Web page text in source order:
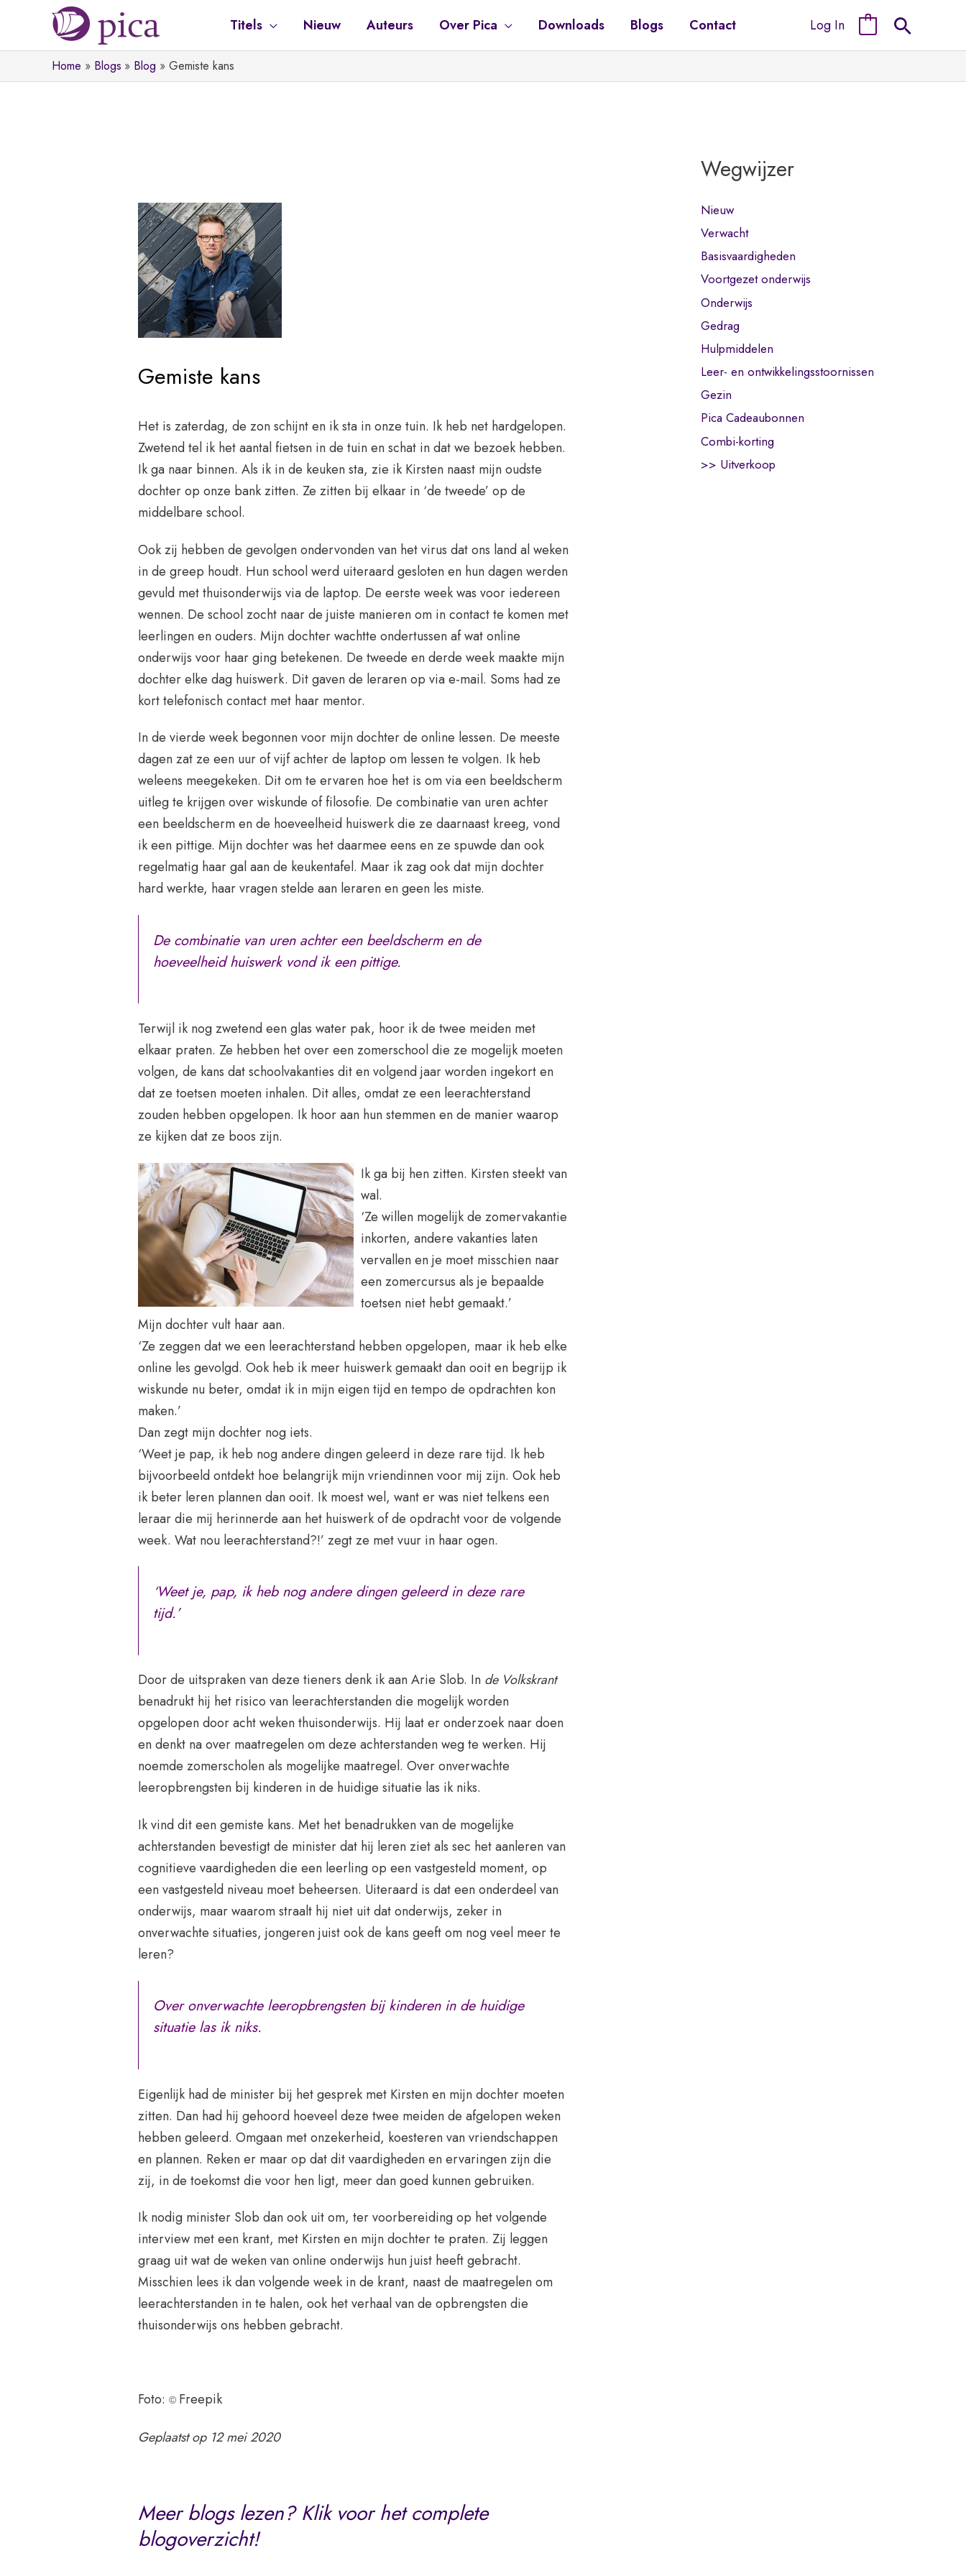
de
Titels Nieuw Auteurs Over Pica Downloads Blogs Contact Log In
Home Blogs Blog Gemiste kans
Gemiste kans
Het is zaterdag, de zon schijnt en ik sta in onze tuin. Ik heb net hardgelopen.
Zwetend tel ik het aantal fietsen in de tuin en schat in dat we bezoek hebben.
Ik ga naar binnen. Als ik in de keuken sta, zie ik Kirsten naast mijn oudste
dochter op onze bank zitten. Ze zitten bij elkaar in ‘de tweede’ op de
middelbare school.
Ook zij hebben de gevolgen ondervonden van het virus dat ons land al weken
in de greep houdt. Hun school werd uiteraard gesloten en hun dagen werden
gevuld met thuisonderwijs via de laptop. De eerste week was voor iedereen
wennen. De school zocht naar de juiste manieren om in contact te komen met
leerlingen en ouders. Mijn dochter wachtte ondertussen af wat online
onderwijs voor haar ging betekenen. De tweede en derde week maakte mijn
dochter elke dag huiswerk. Dit gaven de leraren op via e-mail. Soms had ze
kort telefonisch contact met haar mentor.
In de vierde week begonnen voor mijn dochter de online lessen. De meeste
dagen zat ze een uur of vijf achter de laptop om lessen te volgen. Ik heb
weleens meegekeken. Dit om te ervaren hoe het is om via een beeldscherm
uitleg te krijgen over wiskunde of filosofie. De combinatie van uren achter
een beeldscherm en de hoeveelheid huiswerk die ze daarnaast kreeg, vond
ik een pittige. Mijn dochter was het daarmee eens en ze spuwde dan ook
regelmatig haar gal aan de keukentafel. Maar ik zag ook dat mijn dochter
hard werkte, haar vragen stelde aan leraren en geen les miste.
De combinatie van uren achter een beeldscherm en de
hoeveelheid huiswerk vond ik een pittige.
Terwijl ik nog zwetend een glas water pak, hoor ik de twee meiden met
elkaar praten. Ze hebben het over een zomerschool die ze mogelijk moeten
volgen, de kans dat schoolvakanties dit en volgend jaar worden ingekort en
dat ze toetsen moeten inhalen. Dit alles, omdat ze een leerachterstand
zouden hebben opgelopen. Ik hoor aan hun stemmen en de manier waarop
ze kijken dat ze boos zijn.
Ik ga bij hen zitten. Kirsten steekt van
wal.
‘Ze willen mogelijk de zomervakantie
inkorten, andere vakanties laten
vervallen en je moet misschien naar
een zomercursus als je bepaalde
toetsen niet hebt gemaakt.’
Mijn dochter vult haar aan.
‘Ze zeggen dat we een leerachterstand hebben opgelopen, maar ik heb elke
online les gevolgd. Ook heb ik meer huiswerk gemaakt dan ooit en begrijp ik
wiskunde nu beter, omdat ik in mijn eigen tijd en tempo de opdrachten kon
maken.’
Dan zegt mijn dochter nog iets.
‘Weet je pap, ik heb nog andere dingen geleerd in deze rare tijd. Ik heb
bijvoorbeeld ontdekt hoe belangrijk mijn vriendinnen voor mij zijn. Ook heb
ik beter leren plannen dan ooit. Ik moest wel, want er was niet telkens een
leraar die mij herinnerde aan het huiswerk of de opdracht voor de volgende
week. Wat nou leerachterstand?!’ zegt ze met vuur in haar ogen.
‘Weet je, pap, ik heb nog andere dingen geleerd in deze rare
tijd.’
Door de uitspraken van deze tieners denk ik aan Arie Slob. In de Volkskrant
benadrukt hij het risico van leerachterstanden die mogelijk worden
opgelopen door acht weken thuisonderwijs. Hij laat er onderzoek naar doen
en denkt na over maatregelen om deze achterstanden weg te werken. Hij
noemde zomerscholen als mogelijke maatregel. Over onverwachte
leeropbrengsten bij kinderen in de huidige situatie las ik niks.
Ik vind dit een gemiste kans. Met het benadrukken van de mogelijke
achterstanden bevestigt de minister dat hij leren ziet als sec het aanleren van
cognitieve vaardigheden die een leerling op een vastgesteld moment, op
een vastgesteld niveau moet beheersen. Uiteraard is dat een onderdeel van
onderwijs, maar waarom straalt hij niet uit dat onderwijs, zeker in
onverwachte situaties, jongeren juist ook de kans geeft om nog veel meer te
leren?
Over onverwachte leeropbrengsten bij kinderen in de huidige
situatie las ik niks.
Eigenlijk had de minister bij het gesprek met Kirsten en mijn dochter moeten
zitten. Dan had hij gehoord hoeveel deze twee meiden de afgelopen weken
hebben geleerd. Omgaan met onzekerheid, koesteren van vriendschappen
en plannen. Reken er maar op dat dit vaardigheden en ervaringen zijn die
zij, in de toekomst die voor hen ligt, meer dan goed kunnen gebruiken.
Ik nodig minister Slob dan ook uit om, ter voorbereiding op het volgende
interview met een krant, met Kirsten en mijn dochter te praten. Zij leggen
graag uit wat de weken van online onderwijs hun juist heeft gebracht.
Misschien lees ik dan volgende week in de krant, naast de maatregelen om
leerachterstanden in te halen, ook het verhaal van de opbrengsten die
thuisonderwijs ons hebben gebracht.
Foto:© Freepik
Geplaatst op 12 mei 2020
Meer blogs lezen? Klik voor het complete
blogoverzicht!
Wegwijzer
Nieuw
Verwacht
Basisvaardigheden
Voortgezet onderwijs
Onderwijs
Gedrag
Hulpmiddelen
Leer- en ontwikkelingsstoornissen
Gezin
Pica Cadeaubonnen
Combi-korting
>> Uitverkoop